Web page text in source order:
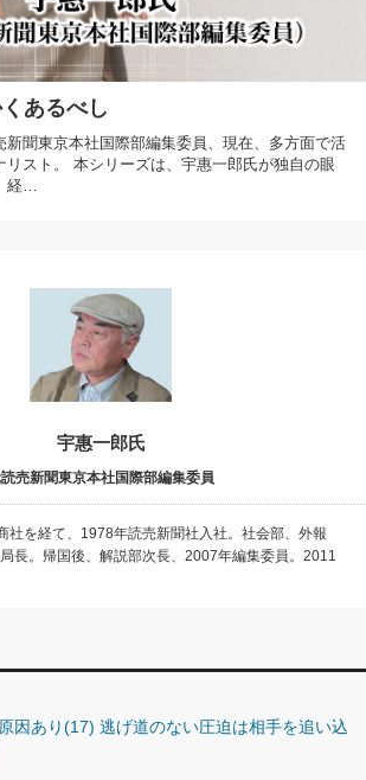
あるべし
新聞東京本社国際部編集委員、現在、多方面で活
リスト。 本シリーズは、宇惠一郎氏が独自の眼
経…
宇惠一郎氏
売新聞東京本社国際部編集委員
を経て、1978年読売新聞社入社。社会部、外報
長。帰国後、解説部次長、2007年編集委員。2011
因あり(17) 逃げ道のない圧迫は相手を追い込